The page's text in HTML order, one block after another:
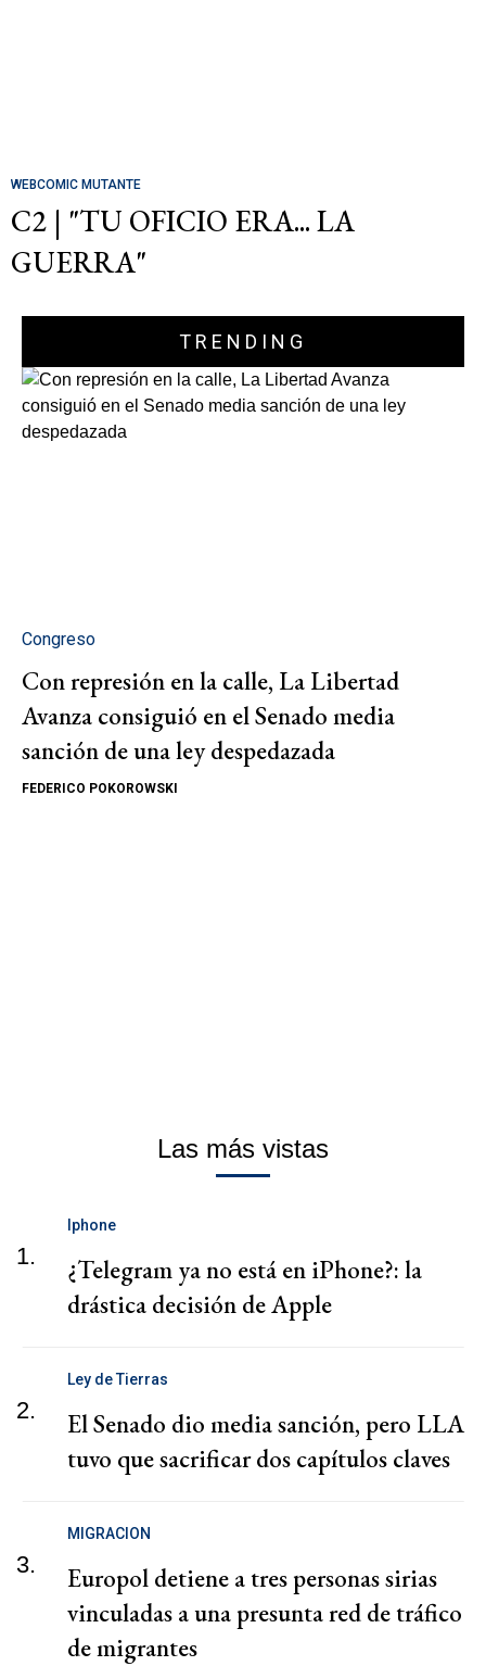
WEBCOMIC MUTANTE
C2 | "TU OFICIO ERA... LA
GUERRA"
TRENDING
Congreso
Con represión en la calle, La Libertad
Avanza consiguió en el Senado media
sanción de una ley despedazada
FEDERICO POKOROWSKI
Las más vistas
1.
Iphone
¿Telegram ya no está en iPhone?: la
drástica decisión de Apple
2.
Ley de Tierras
El Senado dio media sanción, pero LLA
tuvo que sacrificar dos capítulos claves
3.
MIGRACION
Europol detiene a tres personas sirias
vinculadas a una presunta red de tráfico
de migrantes